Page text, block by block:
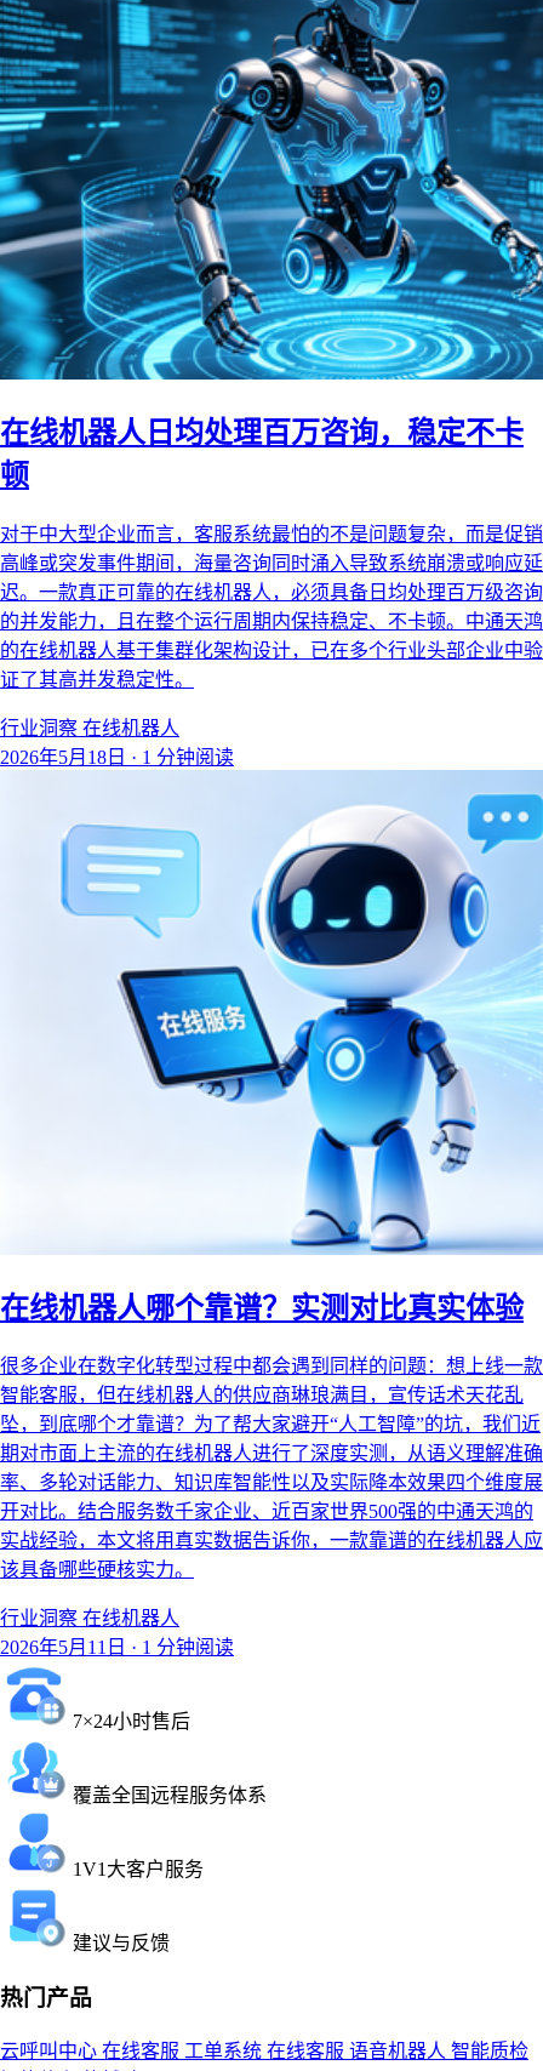
在线机器人日均处理百万咨询，稳定不卡
顿
对于中大型企业而言，客服系统最怕的不是问题复杂，而是促销
高峰或突发事件期间，海量咨询同时涌入导致系统崩溃或响应延
迟。一款真正可靠的在线机器人，必须具备日均处理百万级咨询
的并发能力，且在整个运行周期内保持稳定、不卡顿。中通天鸿
的在线机器人基于集群化架构设计，已在多个行业头部企业中验
证了其高并发稳定性。
行业洞察 在线机器人
2026年5月18日 · 1 分钟阅读
在线机器人哪个靠谱？实测对比真实体验
很多企业在数字化转型过程中都会遇到同样的问题：想上线一款
智能客服，但在线机器人的供应商琳琅满目，宣传话术天花乱
坠，到底哪个才靠谱？为了帮大家避开“人工智障”的坑，我们近
期对市面上主流的在线机器人进行了深度实测，从语义理解准确
率、多轮对话能力、知识库智能性以及实际降本效果四个维度展
开对比。结合服务数千家企业、近百家世界500强的中通天鸿的
实战经验，本文将用真实数据告诉你，一款靠谱的在线机器人应
该具备哪些硬核实力。
行业洞察 在线机器人
2026年5月11日 · 1 分钟阅读
7×24小时售后
覆盖全国远程服务体系
1V1大客户服务
建议与反馈
热门产品
云呼叫中心 在线客服 工单系统 在线客服 语音机器人 智能质检